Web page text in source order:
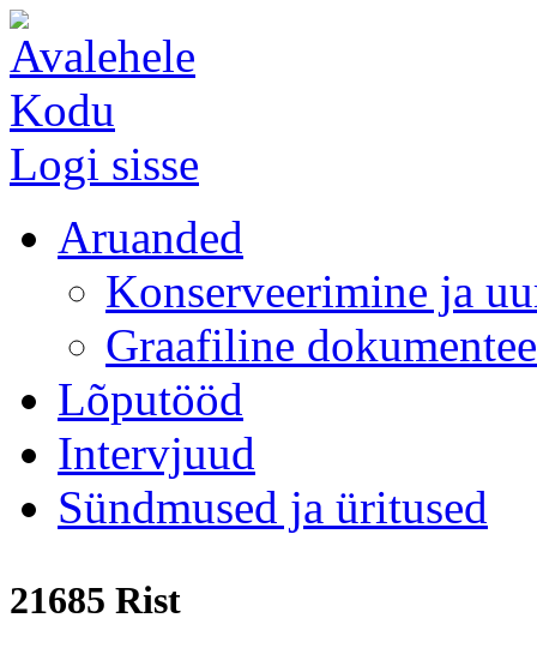
Kodu
Logi sisse
Aruanded
Konserveerimine ja
Graafiline
Lõputööd
Intervjuud
Sündmused ja üritused
21685 Rist